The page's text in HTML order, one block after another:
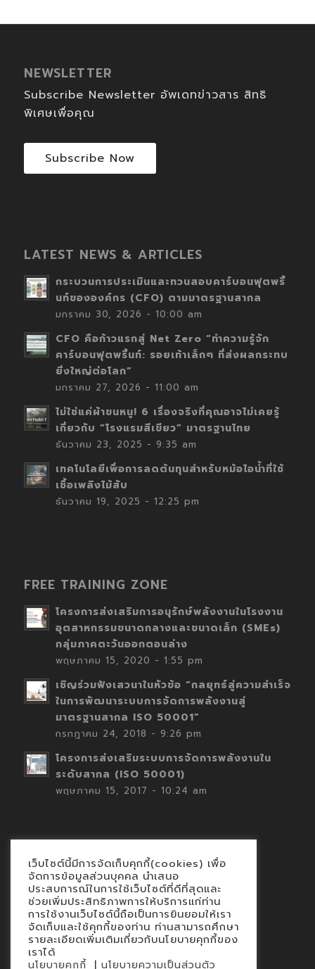
NEWSLETTER
Subscribe Newsletter อัพเดทข่าวสาร สิทธิ
พิเศษเพื่อคุณ
Subscribe Now
LATEST NEWS & ARTICLES
กระบวนการประเมินและทวนสอบคาร์บอนฟุตพริ้
นท์ขององค์กร (CFO) ตามมาตรฐานสากล
มกราคม 30, 2026 - 10:00 am
CFO คือก้าวแรกสู่ Net Zero “ทำความรู้จัก
คาร์บอนฟุตพริ้นท์: รอยเท้าเล็กๆ ที่ส่งผลกระทบ
ยิ่งใหญ่ต่อโลก”
มกราคม 27, 2026 - 11:00 am
ไม่ใช่แค่ผ้าขนหนู! 6 เรื่องจริงที่คุณอาจไม่เคยรู้
เกี่ยวกับ “โรงแรมสีเขียว” มาตรฐานไทย
ธันวาคม 23, 2025 - 9:35 am
เทคโนโลยีเพื่อการลดต้นทุนสำหรับหม้อไอน้ำที่ใช้
เชื้อเพลิงไม้สับ
ธันวาคม 19, 2025 - 12:25 pm
FREE TRAINING ZONE
โครงการส่งเสริมการอนุรักษ์พลังงานในโรงงาน
อุตสาหกรรมขนาดกลางและขนาดเล็ก (SMEs)
กลุ่มภาคตะวันออกตอนล่าง
พฤษภาคม 15, 2020 - 1:55 pm
เชิญร่วมฟังเสวนาในหัวข้อ “กลยุทธ์สู่ความสำเร็จ
ในการพัฒนาระบบการจัดการพลังงานสู่
มาตรฐานสากล ISO 50001”
กรกฎาคม 24, 2018 - 9:26 pm
โครงการส่งเสริมระบบการจัดการพลังงานใน
ระดับสากล (ISO 50001)
พฤษภาคม 15, 2017 - 10:24 am
Contact
นโยบายคุกกี้
นโยบายข้อมูลส่วนบุคคล
เว็บไซต์นี้มีการจัดเก็บคุกกี้(cookies) เพื่อ
จัดการข้อมูลส่วนบุคคล นำเสนอ
ประสบการณ์ในการใช้เว็บไซต์ที่ดีที่สุดและ
ช่วยเพิ่มประสิทธิภาพการให้บริการแก่ท่าน
การใช้งานเว็บไซต์นี้ถือเป็นการยินยอมให้เรา
จัดเก็บและใช้คุกกี้ของท่าน ท่านสามารถศึกษา
รายละเอียดเพิ่มเติมเกี่ยวกับนโยบายคุกกี้ของ
เราได้
นโยบายคุกกี้ | นโยบายความเป็นส่วนตัว